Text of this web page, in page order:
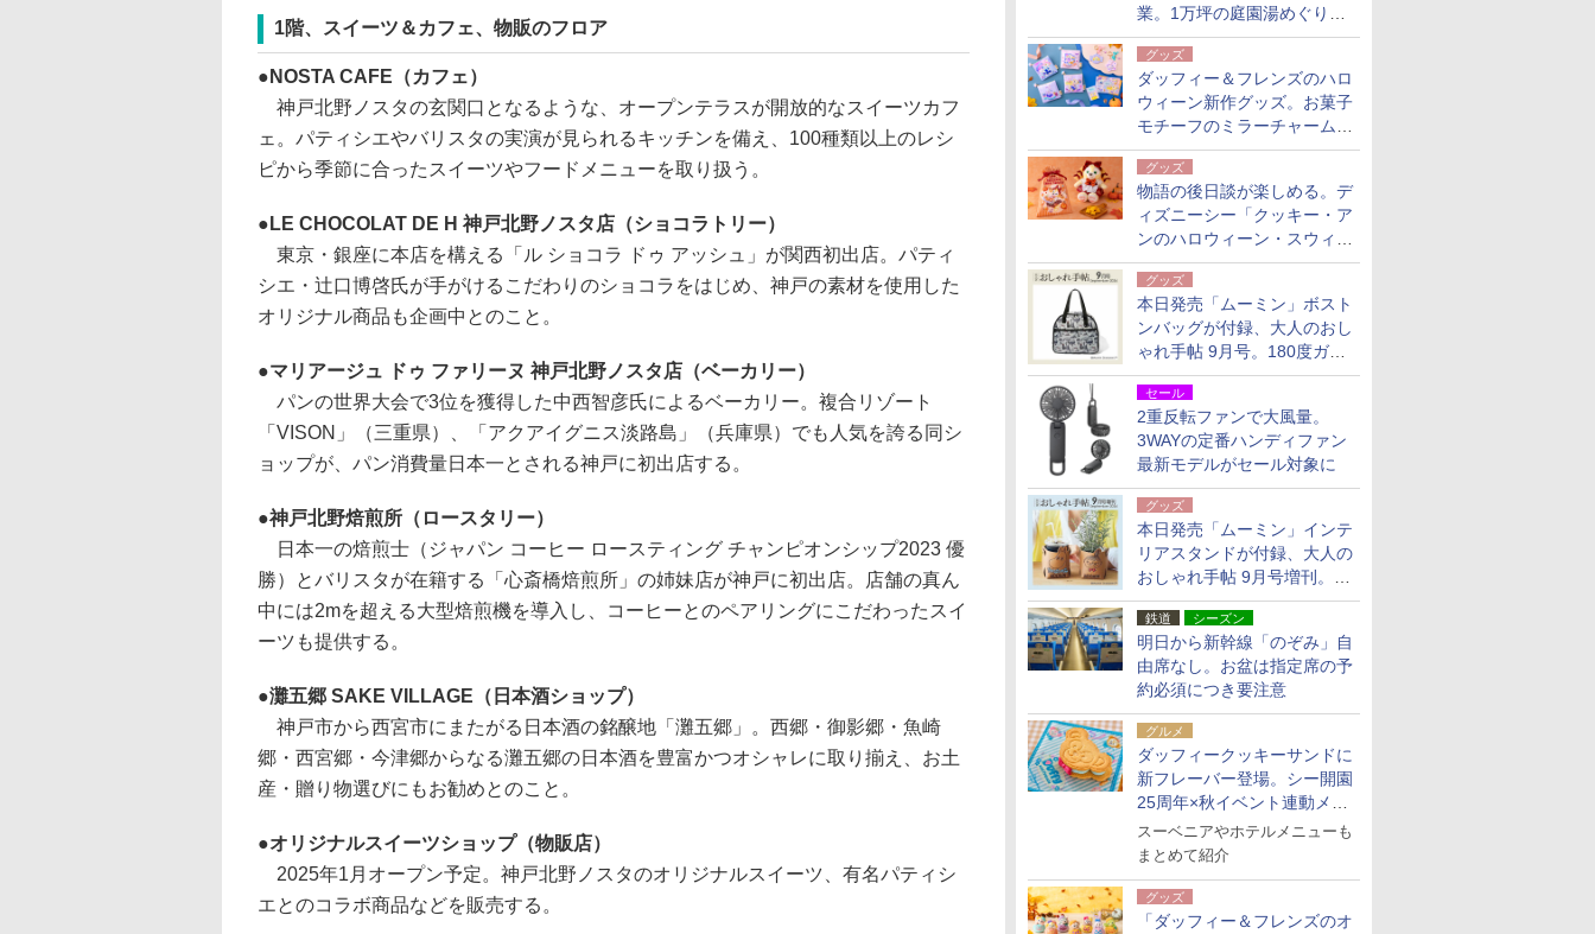
業。1万坪の庭園湯めぐり＆
豪華バイキングを体験してき
た！
グッズ
ダッフィー＆フレンズのハロ
ウィーン新作グッズ。お菓子
モチーフのミラーチャーム/
デザインポーチほか
グッズ
物語の後日談が楽しめる。デ
ィズニーシー「クッキー・ア
ンのハロウィーン・スウィー
トサプライズ」限定グッズ公
開グッズ
本日発売「ムーミン」ボスト
ンバッグが付録、大人のおし
ゃれ手帖 9月号。180度ガバ
ッと開いて大容量
セール
2重反転ファンで大風量。
3WAYの定番ハンディファン
最新モデルがセール対象に
グッズ
本日発売「ムーミン」インテ
リアスタンドが付録、大人の
おしゃれ手帖 9月号増刊。レ
ザー調で高級感ある2個セッ
ト鉄道 シーズン
明日から新幹線「のぞみ」自
由席なし。お盆は指定席の予
約必須につき要注意
グルメ
ダッフィークッキーサンドに
新フレーバー登場。シー開園
25周年×秋イベント連動メニ
ュー
スーベニアやホテルメニューも
まとめて紹介
グッズ
「ダッフィー＆フレンズのオ
1階、スイーツ＆カフェ、物販のフロア
NOSTA CAFE（カフェ）
神戸北野ノスタの玄関口となるような、オープンテラスが開放的なスイーツカフ
ェ。パティシエやバリスタの実演が見られるキッチンを備え、100種類以上のレシ
ピから季節に合ったスイーツやフードメニューを取り扱う。
LE CHOCOLAT DE H 神戸北野ノスタ店（ショコラトリー）
東京・銀座に本店を構える「ル ショコラ ドゥ アッシュ」が関西初出店。パティ
シエ・辻口博啓氏が手がけるこだわりのショコラをはじめ、神戸の素材を使用した
オリジナル商品も企画中とのこと。
マリアージュ ドゥ ファリーヌ 神戸北野ノスタ店（ベーカリー）
パンの世界大会で3位を獲得した中西智彦氏によるベーカリー。複合リゾート
「VISON」（三重県）、「アクアイグニス淡路島」（兵庫県）でも人気を誇る同シ
ョップが、パン消費量日本一とされる神戸に初出店する。
神戸北野焙煎所（ロースタリー）
日本一の焙煎士（ジャパン コーヒー ロースティング チャンピオンシップ2023 優
勝）とバリスタが在籍する「心斎橋焙煎所」の姉妹店が神戸に初出店。店舗の真ん
中には2mを超える大型焙煎機を導入し、コーヒーとのペアリングにこだわったスイ
ーツも提供する。
灘五郷 SAKE VILLAGE（日本酒ショップ）
神戸市から西宮市にまたがる日本酒の銘醸地「灘五郷」。西郷・御影郷・魚崎
郷・西宮郷・今津郷からなる灘五郷の日本酒を豊富かつオシャレに取り揃え、お土
産・贈り物選びにもお勧めとのこと。
オリジナルスイーツショップ（物販店）
2025年1月オープン予定。神戸北野ノスタのオリジナルスイーツ、有名パティシ
エとのコラボ商品などを販売する。